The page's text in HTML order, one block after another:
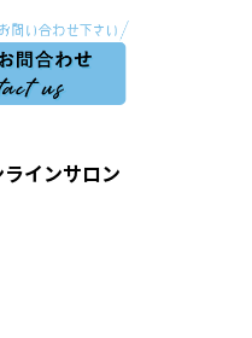
インサロン